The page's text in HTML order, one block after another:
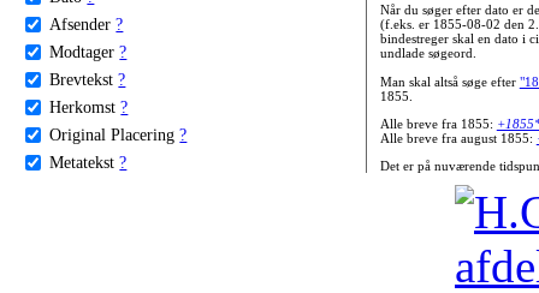
Afsender ?
Modtager ?
Brevtekst ?
Herkomst ?
Original Placering ?
Metatekst ?
Når du søger efter dato er
(f.eks. er 1855-08-02 den
bindestreger skal en dato i
undlade søgeord.
Man skal altså søge efter
1855.
Alle breve fra 1855:
Alle breve fra august 1855:
Det er på nuværende